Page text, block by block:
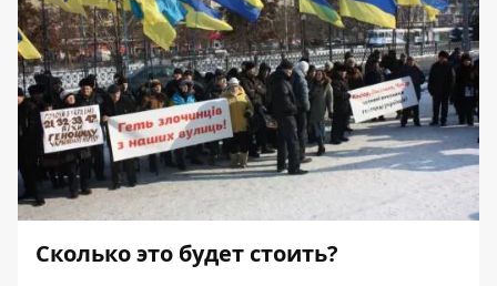
Сколько это будет стоить?